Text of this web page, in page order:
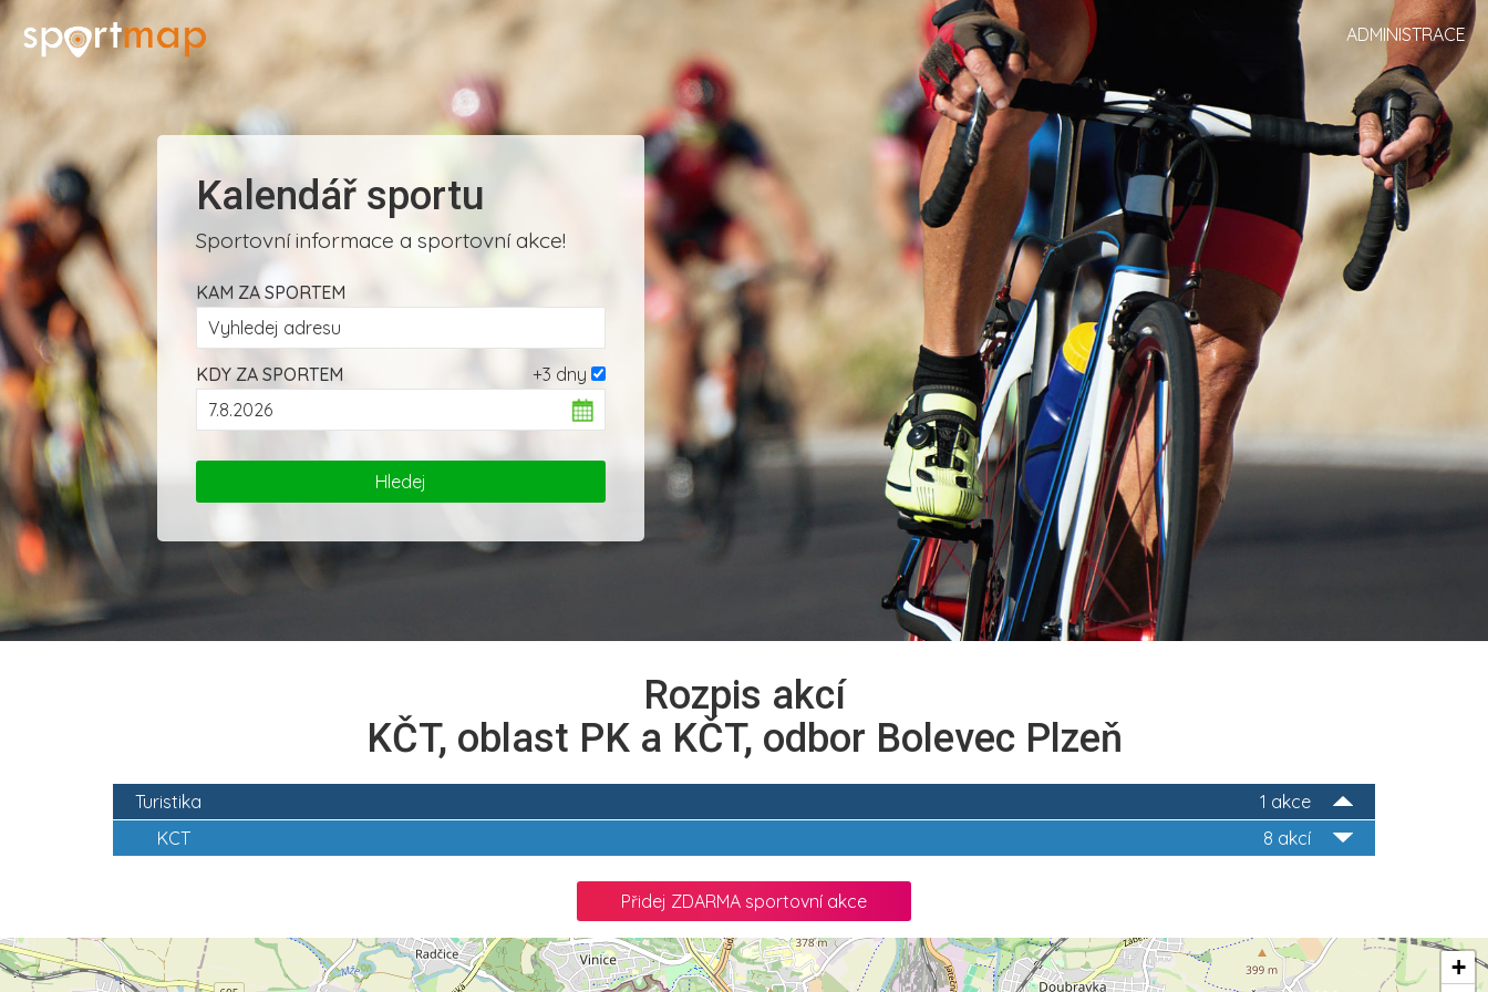
ADMINISTRACE
Kalendář sportu
Sportovní informace a sportovní akce!
KAM ZA SPORTEM
+3 dny
KDY ZA SPORTEM
Rozpis akcí
KČT, oblast PK a KČT, odbor Bolevec Plzeň
1 akce
Turistika
8 akcí
KCT
Přidej ZDARMA sportovní akce
2
+